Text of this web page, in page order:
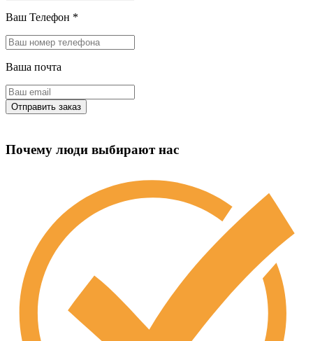
Ваш Телефон *
Ваша почта
Почему люди выбирают нас